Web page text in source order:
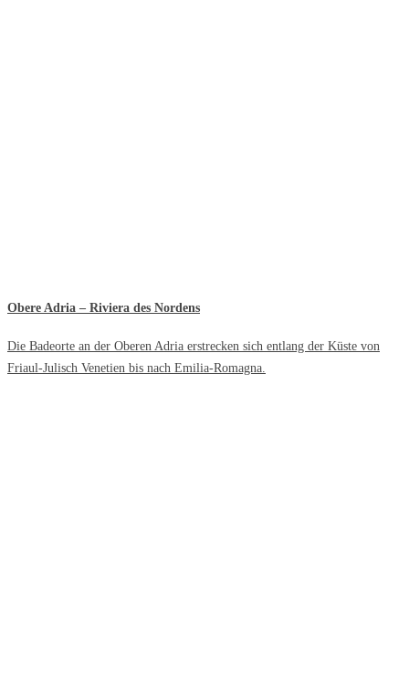
Obere Adria – Riviera des Nordens
Die Badeorte an der Oberen Adria erstrecken sich entlang der Küste von
Friaul-Julisch Venetien bis nach Emilia-Romagna.